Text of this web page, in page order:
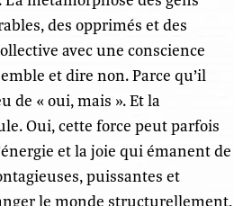
des opprimés et des
avec une conscience
et dire non. Parce qu’il
de « oui, mais ». Et la
Oui, cette force peut parfois
et la joie qui émanent de
puissantes et
le monde structurellement,